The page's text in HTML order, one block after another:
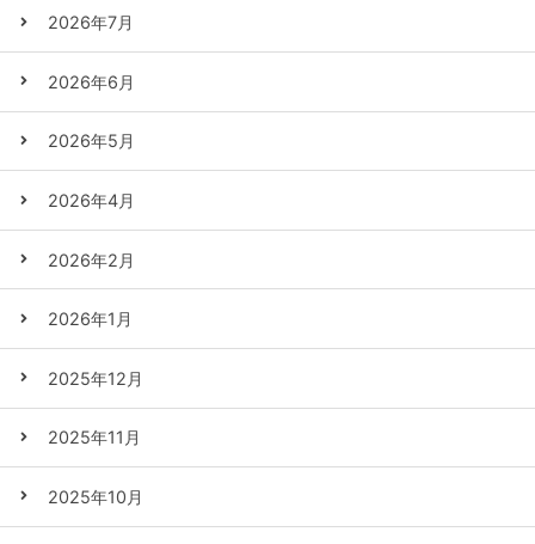
2026年7月
2026年6月
2026年5月
2026年4月
2026年2月
2026年1月
2025年12月
2025年11月
2025年10月